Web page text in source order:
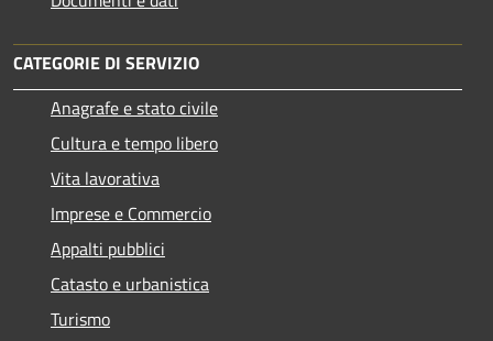
CATEGORIE DI SERVIZIO
Anagrafe e stato civile
Cultura e tempo libero
Vita lavorativa
Imprese e Commercio
Appalti pubblici
Catasto e urbanistica
Turismo